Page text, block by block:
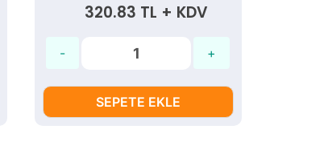
320.83 TL + KDV
SEPETE EKLE